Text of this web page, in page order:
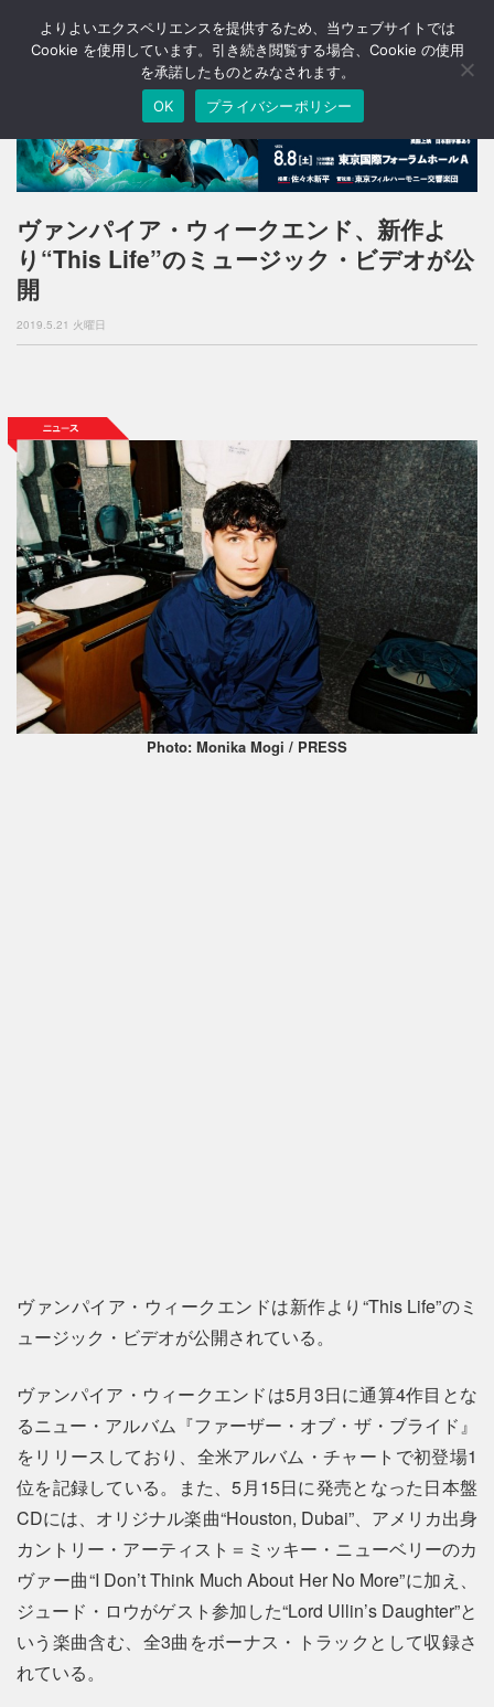
T
o
n
a
v
a
n
ヴァンパイア・ウィークエンド、新作よ
り“This Life”のミュージック・ビデオが公
開
2019.5.21 火曜日
Photo: Monika Mogi / PRESS
ヴァンパイア・ウィークエンドは新作より“This Life”のミ
ュージック・ビデオが公開されている。
ヴァンパイア・ウィークエンドは5月3日に通算4作目とな
るニュー・アルバム『ファーザー・オブ・ザ・ブライド』
をリリースしており、全米アルバム・チャートで初登場1
位を記録している。また、5月15日に発売となった日本盤
CDには、オリジナル楽曲“Houston, Dubai”、アメリカ出身
カントリー・アーティスト＝ミッキー・ニューベリーのカ
ヴァー曲“I Don’t Think Much About Her No More”に加え、
ジュード・ロウがゲスト参加した“Lord Ullin’s Daughter”と
いう楽曲含む、全3曲をボーナス・トラックとして収録さ
れている。
よりよいエクスペリエンスを提供するため、当ウェブサイトでは
Cookie を使用しています。引き続き閲覧する場合、Cookie の使用
を承諾したものとみなされます。
OK
プライバシーポリシー